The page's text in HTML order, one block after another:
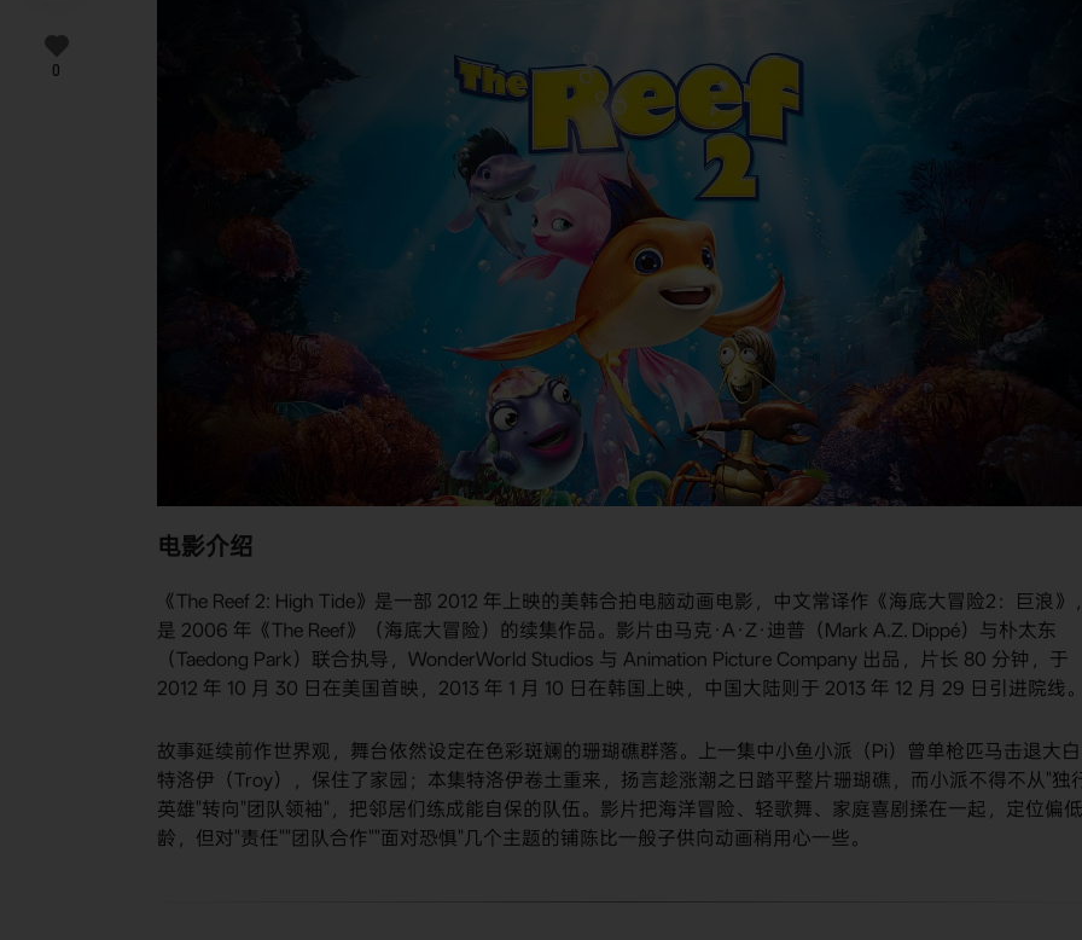
电影介绍
《The Reef 2: High Tide》是一部 2012 年上映的美韩合拍电脑动画电影，中文常译作《海底大冒险2：巨浪》
是 2006 年《The Reef》（海底大冒险）的续集作品。影片由马克·A·Z·迪普（Mark A.Z. Dippé）与朴太东
（Taedong Park）联合执导，WonderWorld Studios 与 Animation Picture Company 出品，片长 80 分钟，于
2012 年 10 月 30 日在美国首映，2013 年 1 月 10 日在韩国上映，中国大陆则于 2013 年 12 月 29 日引进院线
故事延续前作世界观，舞台依然设定在色彩斑斓的珊瑚礁群落。上一集中小鱼小派（Pi）曾单枪匹马击退大
特洛伊（Troy），保住了家园；本集特洛伊卷土重来，扬言趁涨潮之日踏平整片珊瑚礁，而小派不得不从"独
英雄"转向"团队领袖"，把邻居们练成能自保的队伍。影片把海洋冒险、轻歌舞、家庭喜剧揉在一起，定位偏低
龄，但对"责任""团队合作""面对恐惧"几个主题的铺陈比一般子供向动画稍用心一些。
0